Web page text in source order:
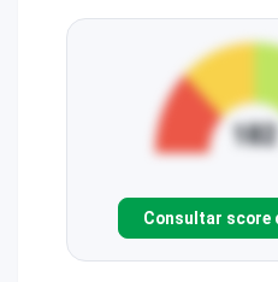
Consultar score